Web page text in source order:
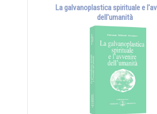
La galvanoplastica spirituale e
dell'umanità